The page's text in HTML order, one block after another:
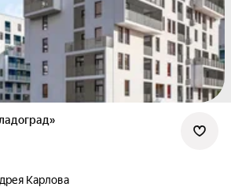
Карлова